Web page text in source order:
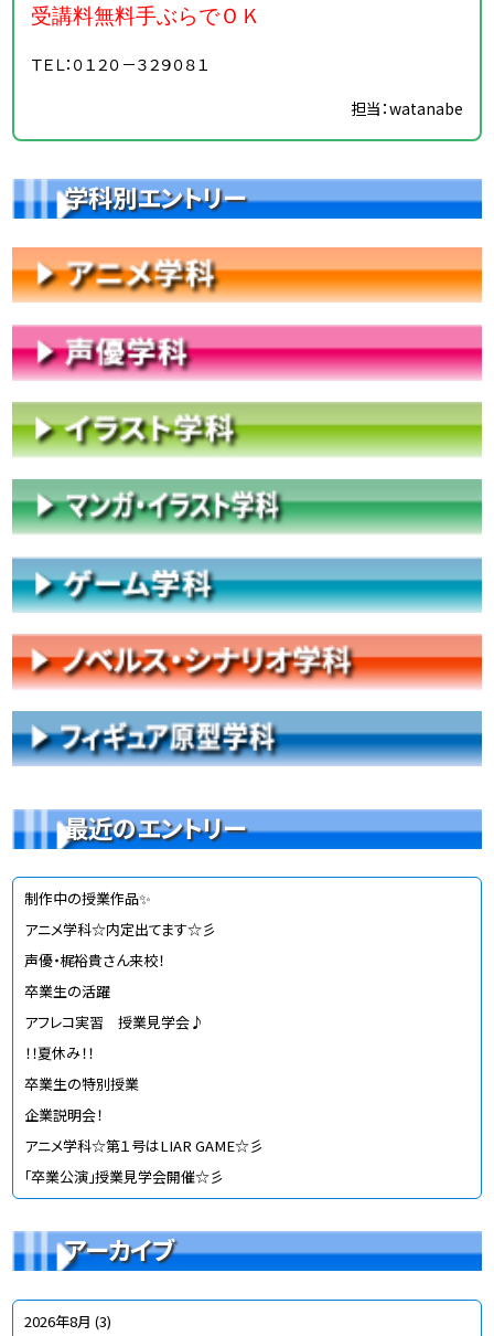
学科別エントリー
最近のエントリー
制作中の授業作品✨
アニメ学科☆内定出てます☆彡
声優・梶裕貴さん来校！
卒業生の活躍
アフレコ実習 授業見学会♪
！！夏休み！！
卒業生の特別授業
企業説明会！
アニメ学科☆第１号はLIAR GAME☆彡
「卒業公演」授業見学会開催☆彡
アーカイブ
2026年8月 (3)
受講料無料手ぶらでＯＫ
ＴＥＬ：０１２０－３２９０８１
担当：watanabe